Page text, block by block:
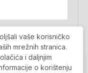
u bazu
vaše korisničko
mrežnih stranica.
i daljnjim
o korištenju